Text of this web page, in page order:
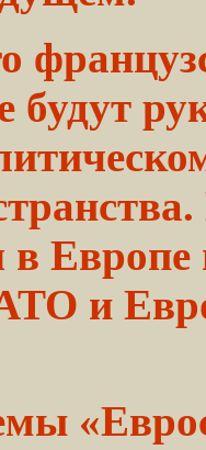
будут
в Европе
и